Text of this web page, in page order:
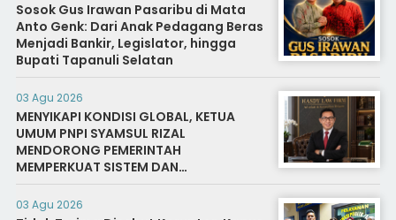
Sosok Gus Irawan Pasaribu di Mata
Anto Genk: Dari Anak Pedagang Beras
Menjadi Bankir, Legislator, hingga
Bupati Tapanuli Selatan
03 Agu 2026
MENYIKAPI KONDISI GLOBAL, KETUA
UMUM PNPI SYAMSUL RIZAL
MENDORONG PEMERINTAH
MEMPERKUAT SISTEM DAN
INFRASTRUKTUR INTELIJEN NEGARA
03 Agu 2026